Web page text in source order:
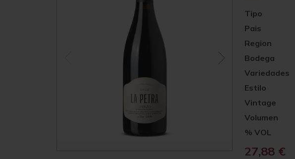
Pais
Vintage
Region
Volumen
Bodega
% VOL
Variedades
Tipo
Estilo
27,88 €